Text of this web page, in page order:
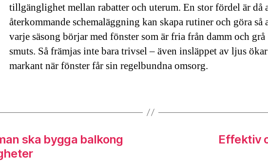
tillgänglighet mellan rabatter och uterum. En stor fördel är då
återkommande schemaläggning kan skapa rutiner och göra så
varje säsong börjar med fönster som är fria från damm och grå
smuts. Så främjas inte bara trivsel – även insläppet av ljus ökar
markant när fönster får sin regelbundna omsorg.
ska bygga balkong
Effektiv